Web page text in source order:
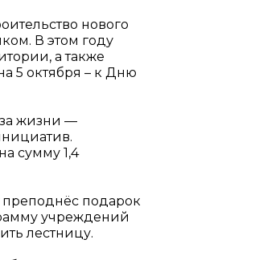
нового
В этом году
а также
5 октября – к Дню
жизни —
сумму 1,4
преподнёс подарок
учреждений
лестницу.